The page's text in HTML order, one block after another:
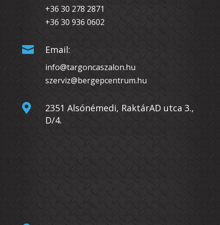
+36 30 278 2871
+36 30 936 0602
 Email:
info@targoncaszalon.hu
szerviz@bergepcentrum.hu

2351 Alsónémedi, RaktárAD utca 3.,
D/4.